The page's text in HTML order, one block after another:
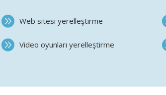
Web sitesi yerelleştirme
Video oyunları yerelleştirme